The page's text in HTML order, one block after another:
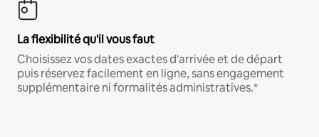
La flexibilité qu'il vous faut
Choisissez vos dates exactes d'arrivée et de départ
puis réservez facilement en ligne, sans engagement
supplémentaire ni formalités administratives.*